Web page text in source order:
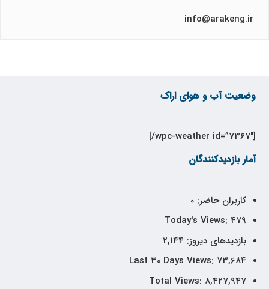
وضعیت آب و هوای اراک
[wpc-weather id=”7367″/]
آمار بازدیدکنندگان
کاربران حاضر:0
Today's Views: 479
بازدیدهای دیروز: 2,144
Last 30 Days Views: 73,684
Total Views: 8,427,947